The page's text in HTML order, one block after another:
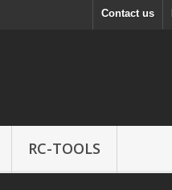
Contact us
RC-TOOLS